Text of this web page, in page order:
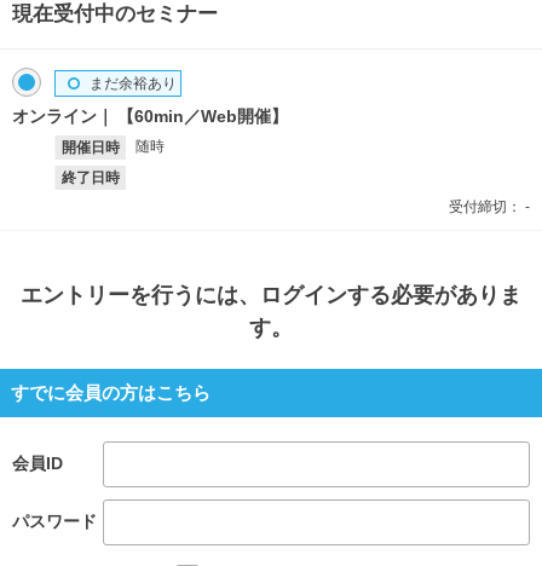
現在受付中のセミナー
オンライン 【60min／Web開催】
開催日時
随時
終了日時
まだ余裕あり
受付締切： -
エントリーを行うには、ログインする必要がありま
す。
すでに会員の方はこちら
会員ID
パスワード